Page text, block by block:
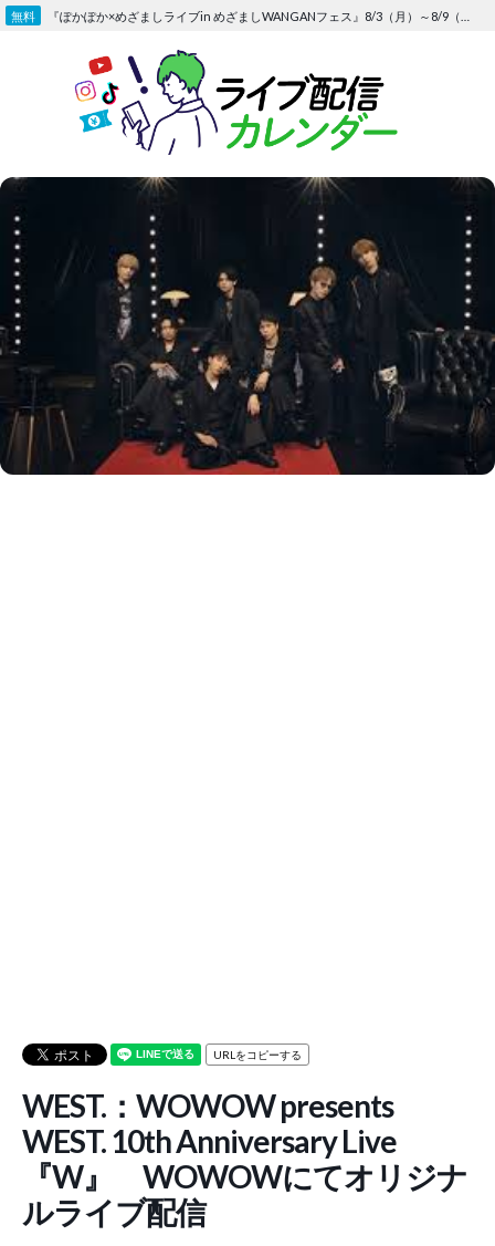
Skip
URLをコピーする
WEST.：WOWOW presents
WEST. 10th Anniversary Live
『W』 WOWOWにてオリジナ
ルライブ配信